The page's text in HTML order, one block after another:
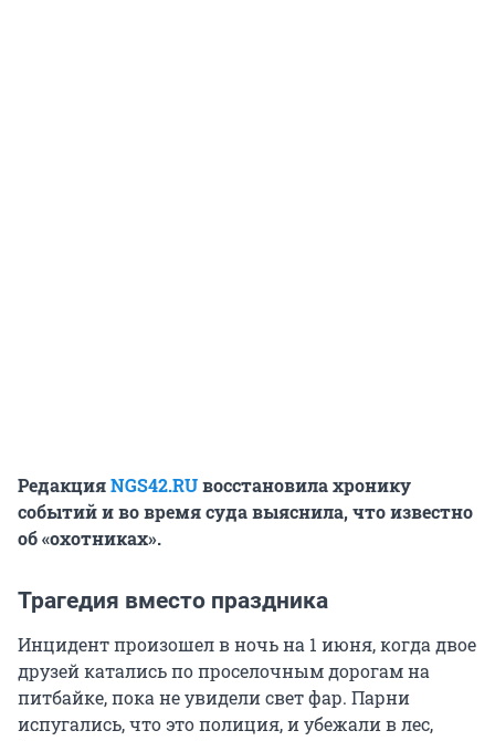
РедакцияNGS42.RUвосстановила хронику
событий и во время суда выяснила, что известно
об «охотниках».
Трагедия вместо праздника
Инцидент произошел в ночь на 1 июня, когда двое
друзей катались по проселочным дорогам на
питбайке, пока не увидели свет фар. Парни
испугались, что это полиция, и убежали в лес,